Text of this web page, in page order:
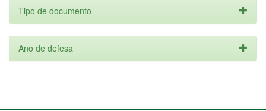
Tipo de documento
Ano de defesa